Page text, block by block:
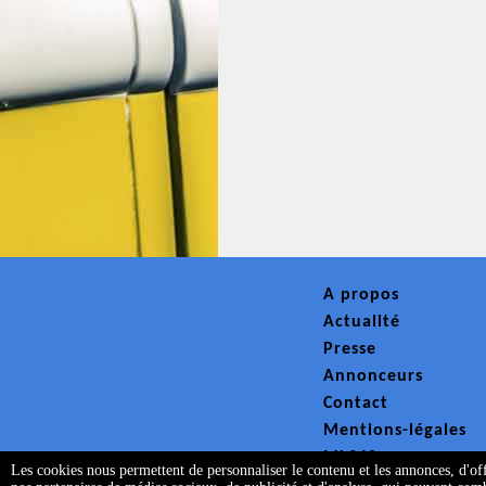
Les cookies nous permettent de personnaliser le contenu et les annonces,
A propos
Actualité
Presse
Annonceurs
Contact
Mentions-légales